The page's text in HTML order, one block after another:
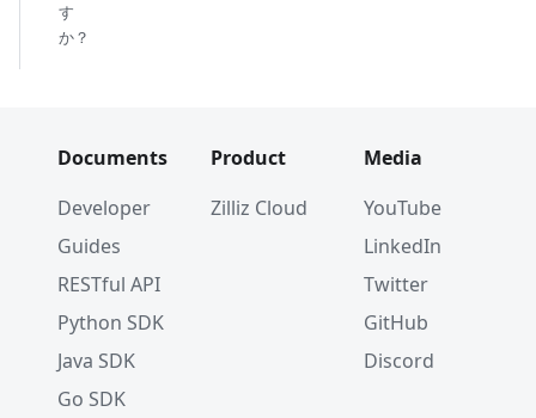
す
か？
Documents
Developer
Guides
RESTful API
Python SDK
Java SDK
Go SDK
Product
Zilliz Cloud
Media
YouTube
LinkedIn
Twitter
GitHub
Discord